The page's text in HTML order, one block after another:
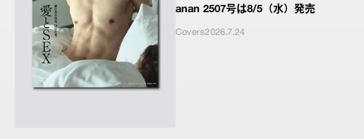
anan 2507号は8/5（水）発売
Covers2026.7.24